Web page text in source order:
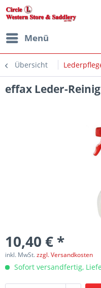
Menü
Übersicht
effax Leder-
10,40 € *
inkl. MwSt.zzgl. Versandkosten
Sofort versandfertig,